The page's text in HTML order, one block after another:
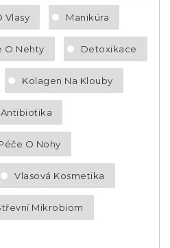
Vlasy Manikúra
O Nehty Detoxikace
Kolagen Na Klouby
Antibiotika
O Nohy
Vlasová Kosmetika
Mikrobiom